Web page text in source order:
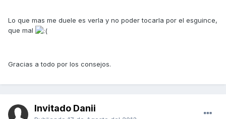
Lo que mas me duele es verla y no poder tocarla por el esguince,
que mal
Gracias a todo por los consejos.
Invitado Danii